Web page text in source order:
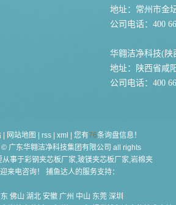
地址：常州市金
公司电话：400
华翱洁净科技(陕
地址：陕西省咸
公司电话：400
网站地图 rss xml 您有76条询盘信息！
广东华翱洁净科技集团有限公司 all rights
从事于彩钢夹芯板厂家,玻镁夹芯板厂家,岩棉夹
来电咨询！ 捕鱼达人的服务支持：
佛山 湖北 安徽 广州 中山 东莞 深圳